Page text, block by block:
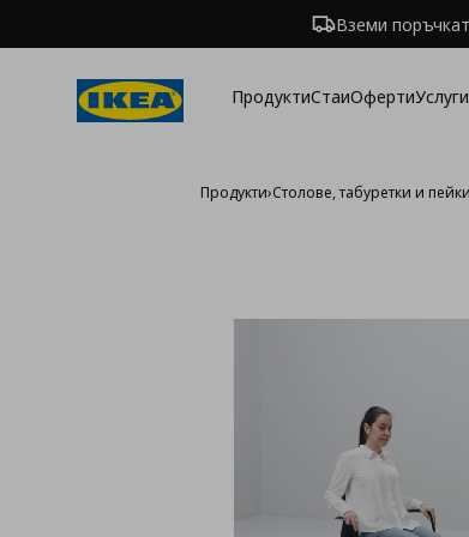
Вземи
ПродуктиСтаиОфертиУслуги
Продукти›Столове, табуретки и